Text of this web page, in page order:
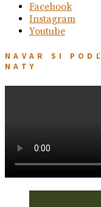
Facebook
Instagram
Youtube
NAVAR SI
NATY